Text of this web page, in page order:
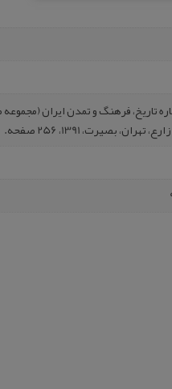
تاریخ، فرهنگ و تمدن ایران
بصیرت، 1391، 256 صفحه.